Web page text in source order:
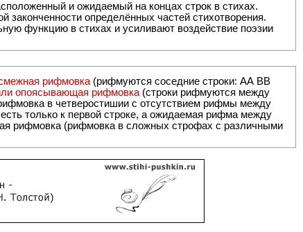
расположенный и ожидаемый на концах строк в стихах.
определённых частей стихотворения.
функцию в стихах и усиливают воздействие поэзии
рифмовка (рифмуются соседние строки: AA ВВ
опоясывающая рифмовка (строки рифмуются между
в четверостишии с отсутствием рифмы между
только к первой строке, а ожидаемая рифма между